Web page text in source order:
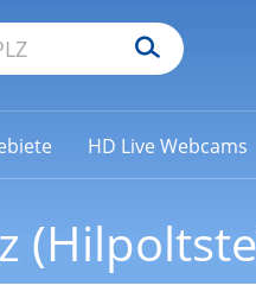
HD Live Webcams